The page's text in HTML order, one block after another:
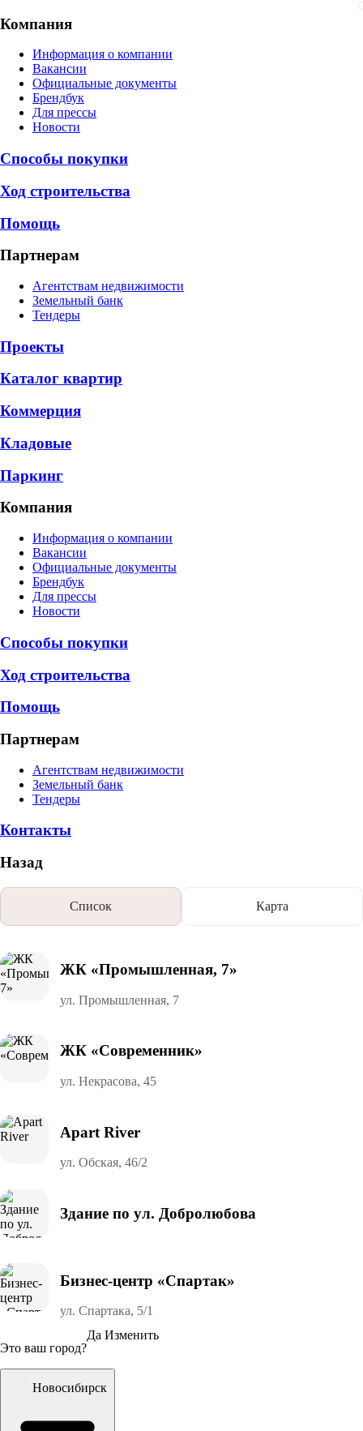
Компания
Информация о компании
Вакансии
Официальные документы
Брендбук
Для прессы
Новости
Способы покупки
Ход строительства
Помощь
Партнерам
Агентствам недвижимости
Земельный банк
Тендеры
Проекты
Каталог квартир
Коммерция
Кладовые
Паркинг
Компания
Информация о компании
Вакансии
Официальные документы
Брендбук
Для прессы
Новости
Способы покупки
Ход строительства
Помощь
Партнерам
Агентствам недвижимости
Земельный банк
Тендеры
Контакты
Назад
Список Карта
ЖК «Промышленная, 7»
ул. Промышленная, 7
ЖК «Современник»
ул. Некрасова, 45
Apart River
ул. Обская, 46/2
Здание по ул. Добролюбова
Бизнес-центр «Спартак»
ул. Спартака, 5/1
Это ваш город?
Да Изменить
Новосибирск